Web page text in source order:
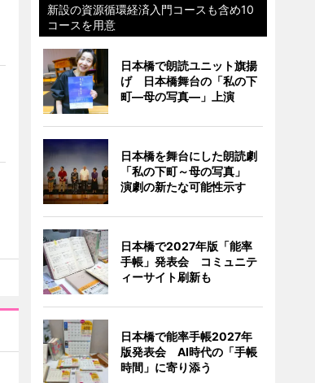
新設の資源循環経済入門コースも含め10
コースを用意
日本橋で朗読ユニット旗揚
げ 日本橋舞台の「私の下
町―母の写真―」上演
日本橋を舞台にした朗読劇
「私の下町～母の写真」
演劇の新たな可能性示す
日本橋で2027年版「能率
手帳」発表会 コミュニテ
ィーサイト刷新も
日本橋で能率手帳2027年
版発表会 AI時代の「手帳
時間」に寄り添う